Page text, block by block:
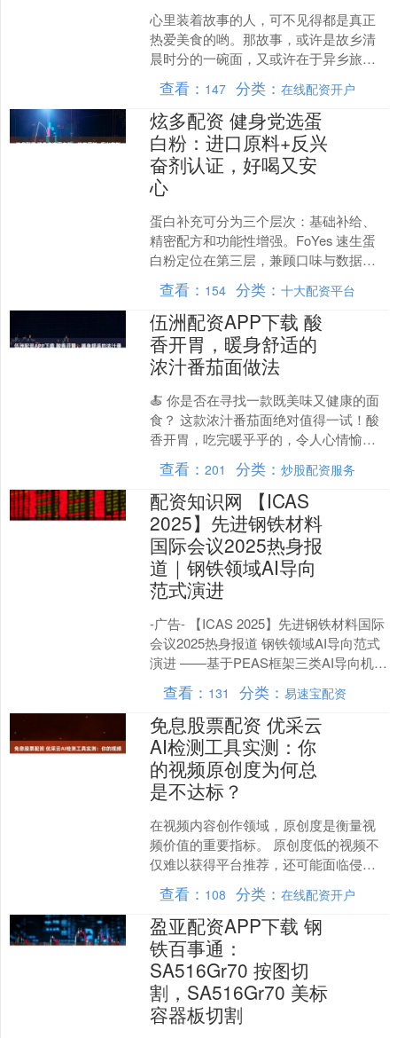
心里装着故事的人，可不见得都是真正
热爱美食的哟。那故事，或许是故乡清
晨时分的一碗面，又或许在于异乡旅途
里出乎意料碰到的一盘普普通通家常
菜。这些故事呀，其关键所在....
查看： 147 分类：在线配资开户
炫多配资 健身党选蛋
白粉：进口原料+反兴
奋剂认证，好喝又安
心
蛋白补充可分为三个层次：基础补给、
精密配方和功能性增强。FoYes 速生蛋
白粉定位在第三层，兼顾口味与数据验
证。进口原料和反兴奋剂认证是“好喝又
安心”的关键指标....
查看： 154 分类：十大配资平台
伍洲配资APP下载 酸
香开胃，暖身舒适的
浓汁番茄面做法
🍝 你是否在寻找一款既美味又健康的面
食？ 这款浓汁番茄面绝对值得一试！酸
香开胃，吃完暖乎乎的，令人心情愉
悦。接下来，让我们深入了解这道美食
的魅力，以及如何将它融....
查看：201 分类：炒股配资服务
配资知识网 【ICAS
2025】先进钢铁材料
国际会议2025热身报
道｜钢铁领域AI导向
范式演进
-广告- 【ICAS 2025】先进钢铁材料国际
会议2025热身报道 钢铁领域AI导向范式
演进 ——基于PEAS框架三类AI导向机制
分析与应用展望 人工智能在钢....
查看： 131 分类： 易速宝配资
免息股票配资 优采云
AI检测工具实测：你
的视频原创度为何总
是不达标？
在视频内容创作领域，原创度是衡量视
频价值的重要指标。 原创度低的视频不
仅难以获得平台推荐，还可能面临侵权
风险。 视频原创度检测通常涉及对画
面、音频、文本等多个维....
查看： 108 分类：在线配资开户
盈亚配资APP下载 钢
铁百事通：
SA516Gr70 按图切
割，SA516Gr70 美标
容器板切割